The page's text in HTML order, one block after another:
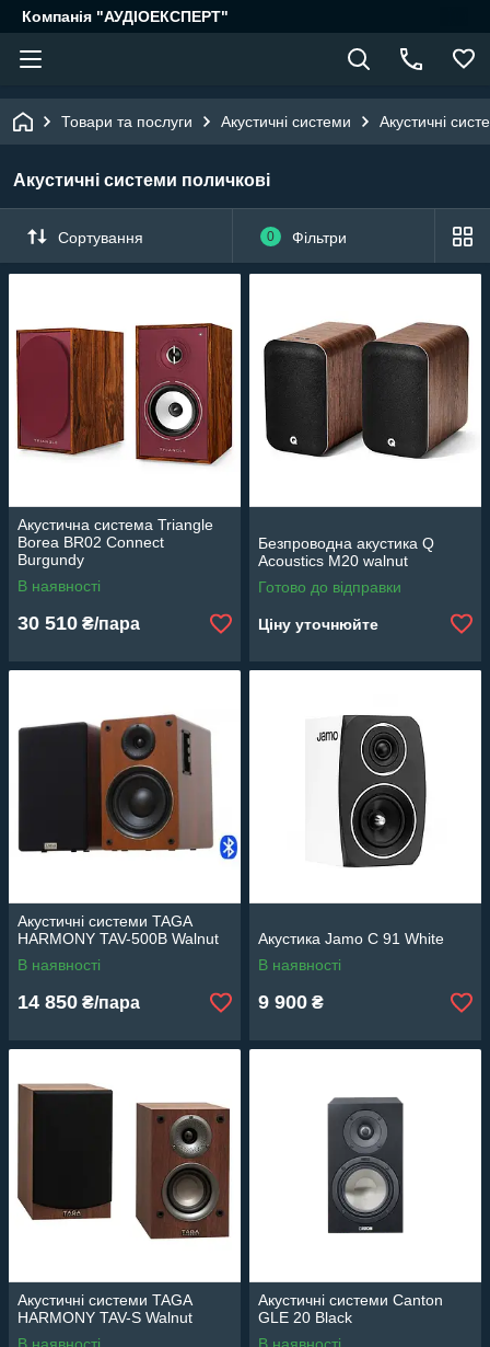
Компанія "АУДІОЕКСПЕРТ"
Товари та послуги Акустичні системи Акустичні
Акустичні системи поличкові
Сортування 0 Фільтри
Акустична система Triangle
Borea BR02 Connect
Burgundy
В наявності
30 510 ₴/пара
Безпроводна акустика Q
Acoustics M20 walnut
Готово до відправки
Ціну уточнюйте
Акустичні системи TAGA
HARMONY TAV-500B Walnut
В наявності
14 850 ₴/пара
Акустика Jamo C 91 White
В наявності
9 900 ₴
Акустичні системи TAGA
HARMONY TAV-S Walnut
Акустичні системи Canton
GLE 20 Black